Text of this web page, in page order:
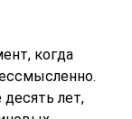
когда
лет,